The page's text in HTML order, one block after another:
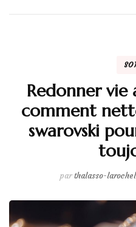
Redonner vie
comment
swarovski
parthalasso-